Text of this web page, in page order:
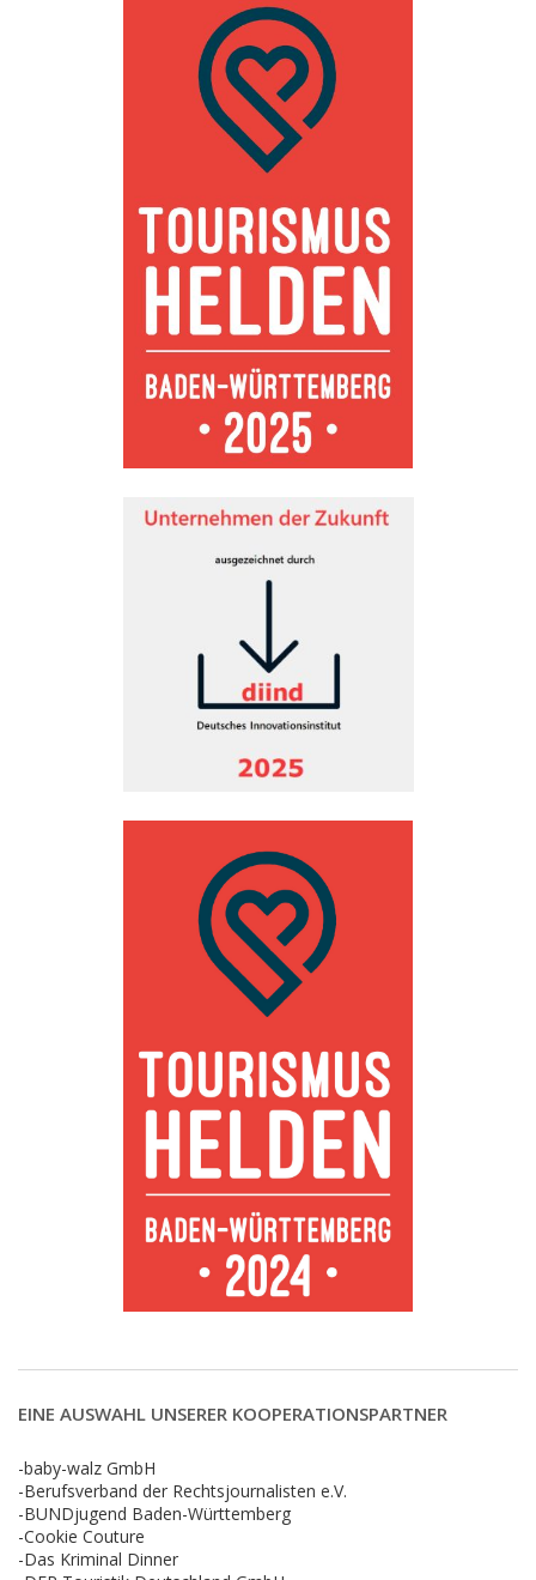
EINE AUSWAHL UNSERER KOOPERATIONSPARTNER
-baby-walz GmbH
-Berufsverband der Rechtsjournalisten e.V.
-BUNDjugend Baden-Württemberg
-Cookie Couture
-Das Kriminal Dinner